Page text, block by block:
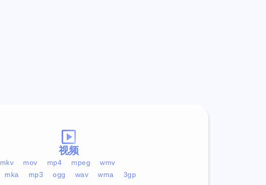
视频
mkv mov mp4 mpeg
wmv
mka mp3 ogg wav wma 3gp